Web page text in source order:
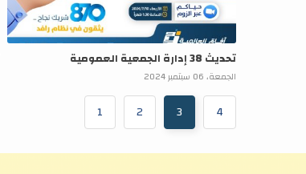
تحديث 38 إدارة الجمعية العمومية
الجمعة، 06 سبتمبر 2024
1 2 3 4